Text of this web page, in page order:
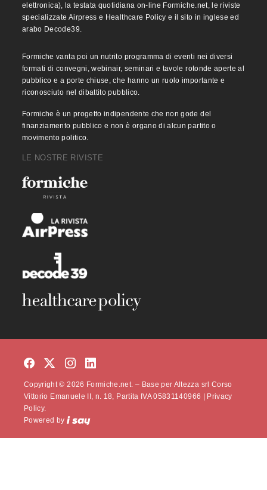
elettronica), la testata quotidiana on-line Formiche.net, le riviste
specializzate Airpress e Healthcare Policy e il sito in inglese ed
arabo Decode39.
Formiche vanta poi un nutrito programma di eventi nei diversi
formati di convegni, webinair, seminari e tavole rotonde aperte al
pubblico e a porte chiuse, che hanno un ruolo importante e
riconosciuto nel dibattito pubblico.
Formiche è un progetto indipendente che non gode del
finanziamento pubblico e non è organo di alcun partito o
movimento politico.
LE NOSTRE RIVISTE
Copyright © 2026 Formiche.net. – Base per Altezza srl Corso
Vittorio Emanuele II, n. 18, Partita IVA 05831140966 | Privacy
Policy.
Powered by